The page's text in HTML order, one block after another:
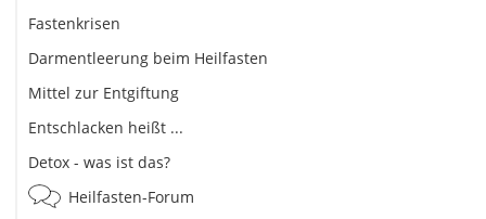
Fastenkrisen
Darmentleerung beim Heilfasten
Mittel zur Entgiftung
Entschlacken heißt ...
Detox - was ist das?
Heilfasten-Forum